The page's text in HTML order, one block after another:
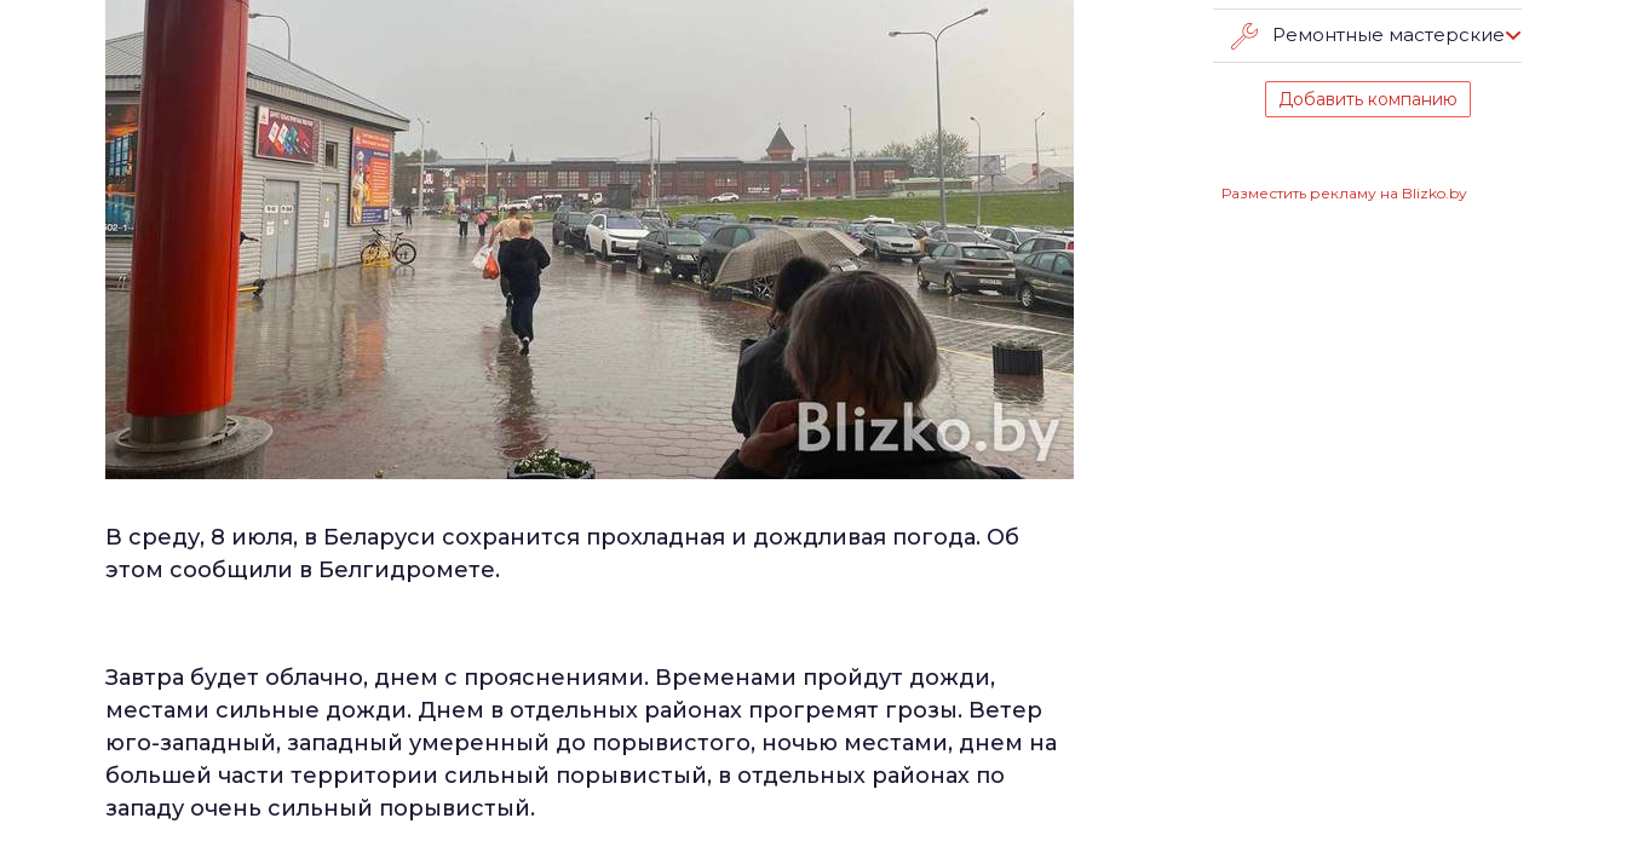
В среду, 8 июля, в Беларуси сохранится прохладная и дождливая погода. Об
этом сообщили в Белгидромете.
Завтра будет облачно, днем с прояснениями. Временами пройдут дожди,
местами сильные дожди. Днем в отдельных районах прогремят грозы. Ветер
юго-западный, западный умеренный до порывистого, ночью местами, днем на
большей части территории сильный порывистый, в отдельных районах по
западу очень сильный порывистый.
Ремонтные мастерские
Добавить компанию
Разместить рекламу на Blizko.by